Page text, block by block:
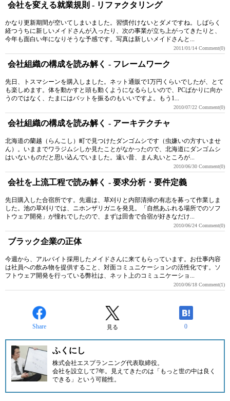
会社を変える就業規則 - リファクタリング
かなり更新期間が空いてしまいました。習慣付けないとダメですね。しばらく
経つうちに新しいメイドさんが入ったり、次の事業が立ち上がってきたりと、
今年も面白い年になりそうな予感です。写真は新しいメイドさんと...
2011/01/14 Comment(0)
会社組織の構成を読み解く - フレームワーク
先日、トスマシーンを購入しました。ネット通販で1万円くらいでしたが、とて
も楽しめます。体を動かすと頭も動くようになるらしいので、PCばかりに向か
うのではなく、たまにはバットを振るのもいいですよ。もう1...
2010/07/22 Comment(0)
会社組織の構成を読み解く - アーキテクチャ
北海道の蘭越（らんこし）町で見つけたダンゴムシです（虫嫌いの方すいませ
ん）。いままでワラジムシしか見たことがなかったので、北海道にダンゴムシ
はいないものだと思い込んでいました。遠い昔、まん丸いところが...
2010/06/30 Comment(0)
会社を上流工程で読み解く - 要求分析・要件定義
先日購入した合宿所です。先週は、草刈りと内部清掃の有志を募って作業しま
した。池の草刈りでは、ニホンザリガニを発見。「自然あふれる場所でのソフ
トウェア開発」が憧れでしたので、まずは田舎で合宿が好きなだけ...
2010/06/24 Comment(0)
ブラック企業の正体
今週から、アルバイト採用したメイドさんに来てもらっています。お仕事内容
は社員への飲み物を提供すること、対面コミュニケーションの活性化です。ソ
フトウェア開発を行っている弊社は、ネット上のコミュニケーショ...
2010/06/18 Comment(1)
Share 見る 0
ふくにし
株式会社エスプランニング代表取締役。
会社を設立して7年。見えてきたのは「もっと世の中は良く
できる」という可能性。